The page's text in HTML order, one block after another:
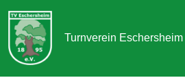
Turnverein Eschersheim